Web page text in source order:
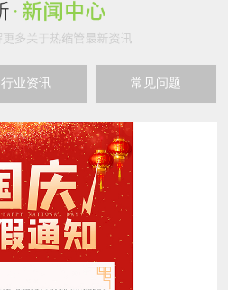
行业资讯 常见问题